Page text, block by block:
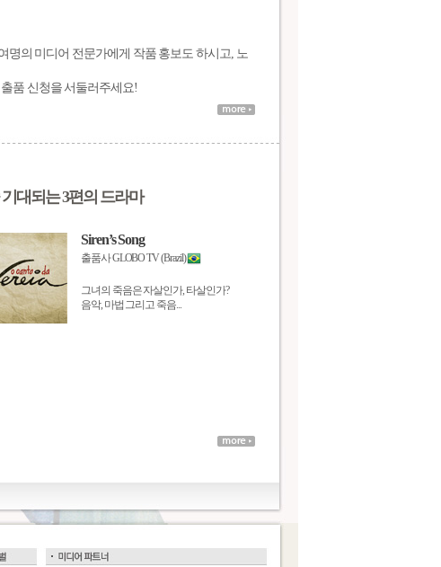
명의 미디어 전문가에게 작품 홍보도 하시고, 노
품 신청을 서둘러주세요!
기대되는 3편의 드라마
Siren’s Song
출품사 GLOBO TV (Brazil)
그녀의 죽음은 자살인가, 타살인가?
음악, 마법 그리고 죽음...